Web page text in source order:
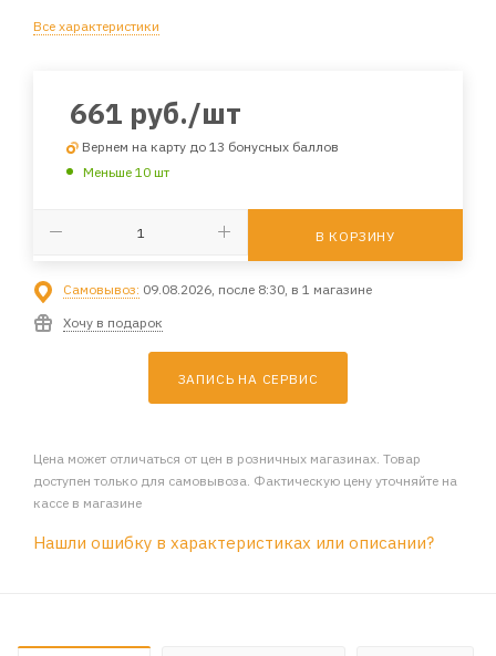
Все характеристики
661 руб./шт
Вернем на карту до 13 бонусных баллов
Меньше 10 шт
В КОРЗИНУ
Самовывоз: 09.08.2026, после 8:30, в 1 магазине
Хочу в подарок
ЗАПИСЬ НА СЕРВИС
Цена может отличаться от цен в розничных магазинах. Товар
доступен только для самовывоза. Фактическую цену уточняйте на
кассе в магазине
Нашли ошибку в характеристиках или описании?